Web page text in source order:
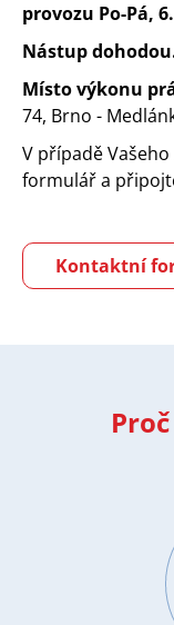
provozu Po-Pá,
Nástup
Místo výkonu
74, Brno -
V případě
formulář a připo
Kontaktní